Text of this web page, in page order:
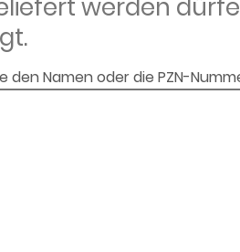
werden
den Namen oder die PZN-